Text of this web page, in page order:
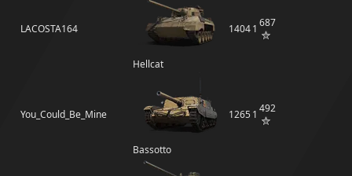
LACOSTA164
Hellcat
14041 687
You_Could_Be_Mine
Bassotto
12651 492